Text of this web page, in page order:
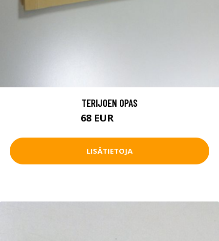
TERIJOEN OPAS
68 EUR
LISÄTIETOJA